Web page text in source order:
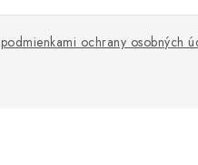
podmienkami ochrany osobných